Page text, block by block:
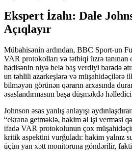
Ekspert İzahı: Dale
Açıqlayır
Mübahisənin ardından, BBC Sport-un
VAR protokolları və tətbiqi üzrə tanınan
hadisənin niyə belə baş verdiyi barədə
un təhlili azarkeşlərə və müşahidəçilərə
bilməyən görünən qərarın arxasında
əsaslandırmasını başa düşməkdə
Johnson əsas yanlış anlayışı
“ekrana getməklə, hakim əl işi verməsi
ifadə VAR protokolunun çox
kritik aspektini vurğuladı: hakim yalnız
üçün yan xətt monitoruna göndərilir,